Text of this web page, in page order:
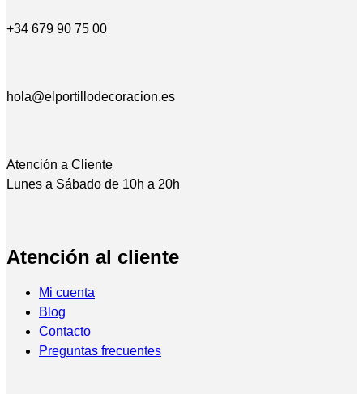
+34 679 90 75 00
hola@elportillodecoracion.es
Atención a Cliente
Lunes a Sábado de 10h a 20h
Atención al cliente
Mi cuenta
Blog
Contacto
Preguntas frecuentes